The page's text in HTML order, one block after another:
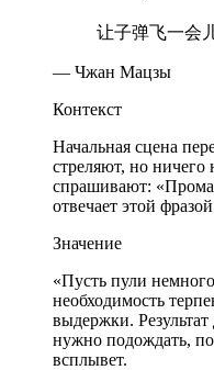
让子弹飞一会
— Чжан Мацзы
Контекст
Начальная сцена
стреляют, но
спрашивают:
отвечает этой
Значение
«Пусть пули
необходимость
выдержки. Результат
нужно подождать,
всплывет.